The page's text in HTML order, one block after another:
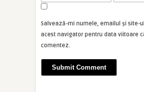
Salvează-mi numele, emailul și site-
acest navigator pentru data viitoare
comentez.